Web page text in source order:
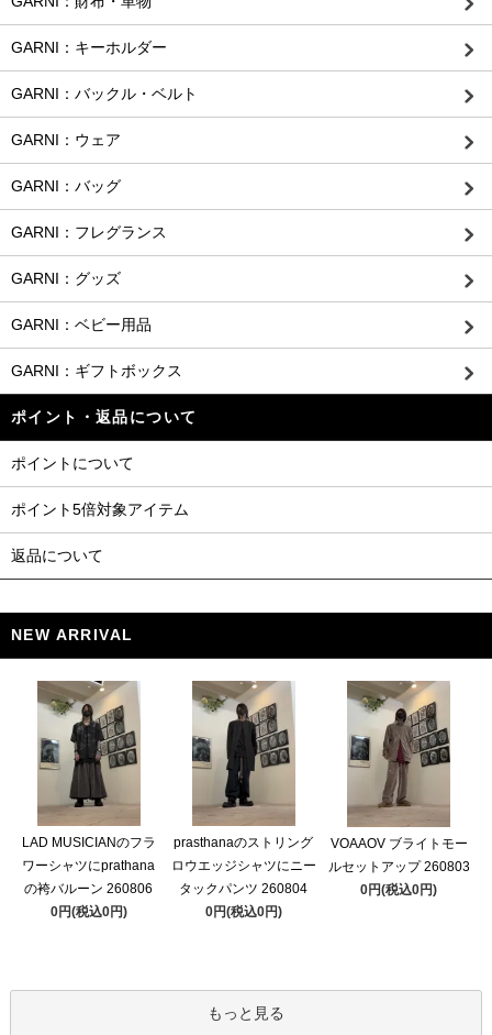
GARNI：キーホルダー
GARNI：バックル・ベルト
GARNI：ウェア
GARNI：バッグ
GARNI：フレグランス
GARNI：グッズ
GARNI：ベビー用品
GARNI：ギフトボックス
ポイント・返品について
ポイントについて
ポイント5倍対象アイテム
返品について
NEW ARRIVAL
LAD MUSICIANのフラ
ワーシャツにprathana
の袴バルーン 260806
0円(税込0円)
prasthanaのストリング
ロウエッジシャツにニー
タックパンツ 260804
0円(税込0円)
VOAAOV ブライトモー
ルセットアップ 260803
0円(税込0円)
もっと見る